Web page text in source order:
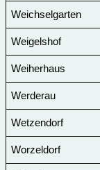
Weichselgarten
Weigelshof
Weiherhaus
Werderau
Wetzendorf
Worzeldorf